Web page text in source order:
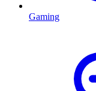
Gaming